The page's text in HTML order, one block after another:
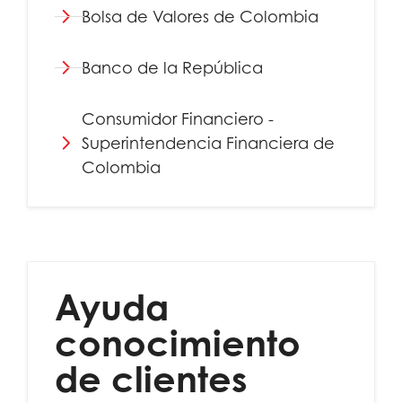
Bolsa de Valores de Colombia
Banco de la República
Consumidor Financiero -
Superintendencia Financiera de
Colombia
Ayuda
conocimiento
de clientes